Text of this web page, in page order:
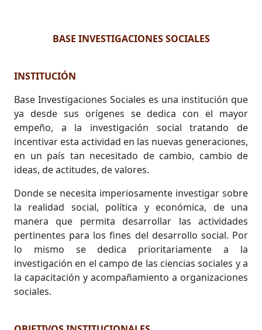
BASE INVESTIGACIONES SOCIALES
INSTITUCIÓN
Base Investigaciones Sociales es una institución que
ya desde sus orígenes se dedica con el mayor
empeño, a la investigación social tratando de
incentivar esta actividad en las nuevas generaciones,
en un país tan necesitado de cambio, cambio de
ideas, de actitudes, de valores.
Donde se necesita imperiosamente investigar sobre
la realidad social, política y económica, de una
manera que permita desarrollar las actividades
pertinentes para los fines del desarrollo social. Por
lo mismo se dedica prioritariamente a la
investigación en el campo de las ciencias sociales y a
la capacitación y acompañamiento a organizaciones
sociales.